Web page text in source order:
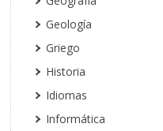
Geología
Griego
Historia
Idiomas
Informática